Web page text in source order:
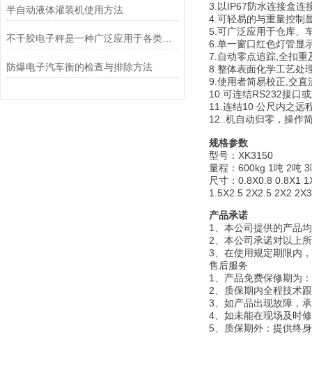
半自动液体灌装机使用方法
不干胶电子秤是一种广泛应用于各类物品称重的计量设备
防爆电子汽车衡的检查与排除方法
3.以IP67防水连接盒连
4.可轻易的与重量控制
5.可广泛应用于仓库、
6.单一窗口红色灯管显
7.自动零点追踪,全扣重
8.整体表面化学工艺处
9.使用者简易校正,交直
10.可连结RS232接口
11.连结10 公尺内之远
12..机自动归零，操作
规格参数
型号：XK3150
量程：600kg 1吨 2吨
尺寸：0.8X0.8 0.8X1
1.5X2.5 2X2.5 2X2
产品承诺
1
、本公司提供的产品
2 、本公司承诺对以上
3 、在使用规定期限内
售后服务
1
、产品免费保修期为
2 、质保期内全
3 、如产品出现故障，
4 、如未能在现场及时
5 、质保期外：提供终